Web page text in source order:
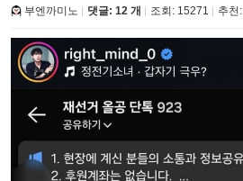
부엔까미노 댓글: 12 개 조회: 15271 추천: